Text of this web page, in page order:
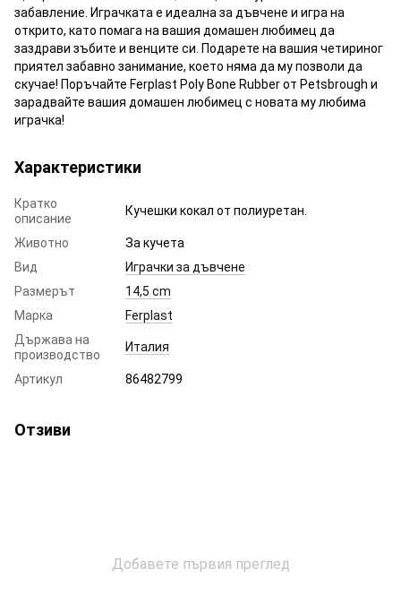
забавление. Играчката е идеална за дъвчене и игра на
открито, като помага на вашия домашен любимец да
заздрави зъбите и венците си. Подарете на вашия четириног
приятел забавно занимание, което няма да му позволи да
скучае! Поръчайте Ferplast Poly Bone Rubber от Petsbrough и
зарадвайте вашия домашен любимец с новата му любима
играчка!
Характеристики
Кратко
описание
Кучешки кокал от полиуретан.
Животно
За кучета
Вид
Играчки за дъвчене
Размерът
14,5 cm
Марка
Ferplast
Държава на
производство
Италия
Артикул 86482799
Отзиви
Добавете първия преглед